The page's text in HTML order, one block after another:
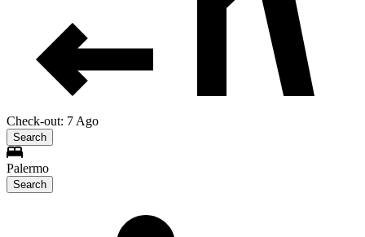
Check-out: 7 Ago
Search
Palermo
Search